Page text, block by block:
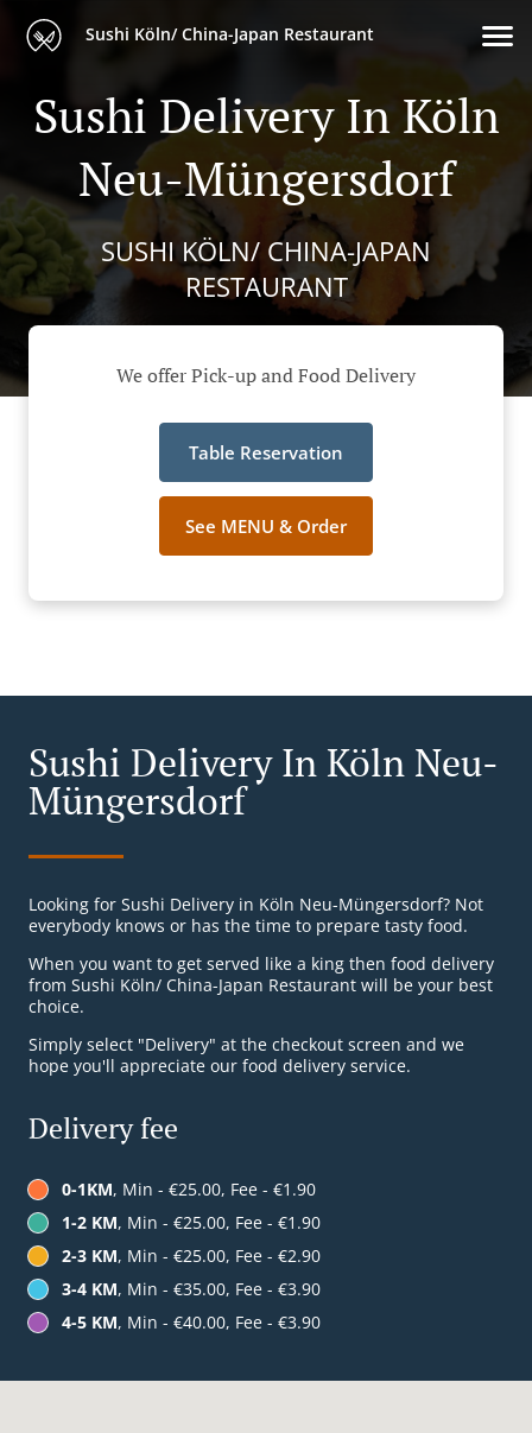
Sushi Köln/ China-Japan Restaurant
Sushi Delivery In Köln
Neu-Müngersdorf
SUSHI KÖLN/ CHINA-JAPAN
RESTAURANT
We offer Pick-up and Food Delivery
Table Reservation
See MENU & Order
Sushi Delivery In Köln Neu-
Müngersdorf
Looking for Sushi Delivery in Köln Neu-Müngersdorf? Not
everybody knows or has the time to prepare tasty food.
When you want to get served like a king then food delivery
from Sushi Köln/ China-Japan Restaurant will be your best
choice.
Simply select "Delivery" at the checkout screen and we
hope you'll appreciate our food delivery service.
Delivery fee
0-1KM, Min - €25.00, Fee - €1.90
1-2 KM, Min - €25.00, Fee - €1.90
2-3 KM, Min - €25.00, Fee - €2.90
3-4 KM, Min - €35.00, Fee - €3.90
4-5 KM, Min - €40.00, Fee - €3.90